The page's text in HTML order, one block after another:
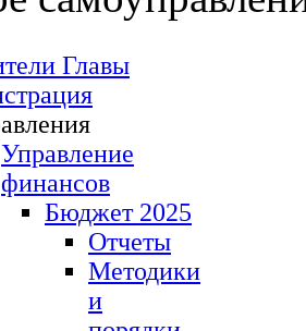
Главы
Управление
финансов
Бюджет 2025
Отчеты
Методики
и